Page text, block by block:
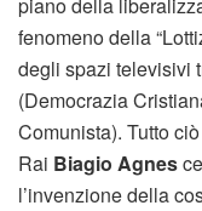
piano della
fenomeno della
degli spazi televisivi
(Democrazia
Comunista). Tutto
Rai Biagio Agnes
l’invenzione della